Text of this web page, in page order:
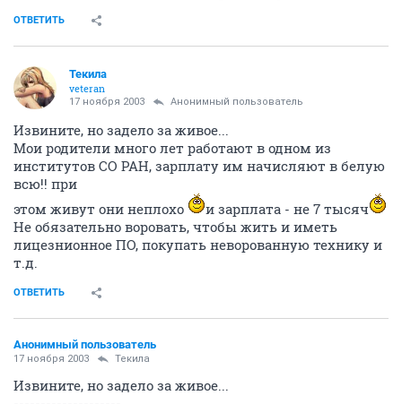
ОТВЕТИТЬ
Текила
veteran
17 ноября 2003 Анонимный пользователь
Извините, но задело за живое...
Мои родители много лет работают в одном из
институтов СО РАН, зарплату им начисляют в белую
всю!! при
этом живут они неплохо
и зарплата - не 7 тысяч
Не обязательно воровать, чтобы жить и иметь
лицезнионное ПО, покупать неворованную технику и
т.д.
ОТВЕТИТЬ
Анонимный пользователь
17 ноября 2003 Текила
Извините, но задело за живое...